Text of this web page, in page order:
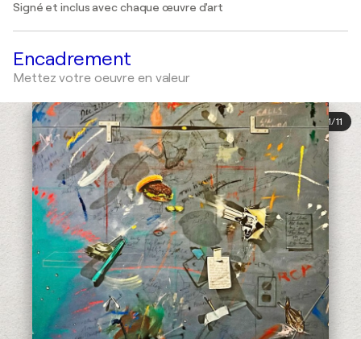
Signé et inclus avec chaque œuvre d'art
Encadrement
Mettez votre oeuvre en valeur
1/11